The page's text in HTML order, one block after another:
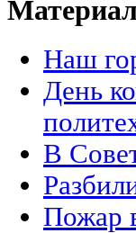
Наш
День
В
Пожар